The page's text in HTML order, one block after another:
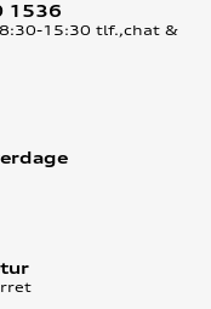
1536
15:30 tlf.,chat &